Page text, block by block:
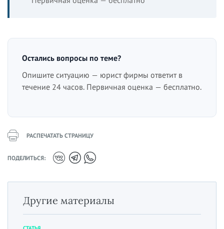
Остались вопросы по теме?
Опишите ситуацию — юрист фирмы ответит в
течение 24 часов. Первичная оценка — бесплатно.
РАСПЕЧАТАТЬ СТРАНИЦУ
ПОДЕЛИТЬСЯ:
Другие материалы